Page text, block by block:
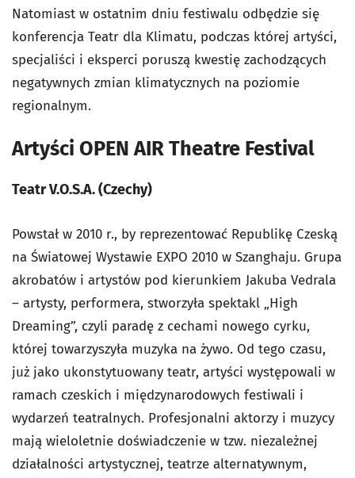
Natomiast w ostatnim dniu festiwalu odbędzie się
konferencja Teatr dla Klimatu, podczas której artyści,
specjaliści i eksperci poruszą kwestię zachodzących
negatywnych zmian klimatycznych na poziomie
regionalnym.
Artyści OPEN AIR Theatre Festival
Teatr V.O.S.A. (Czechy)
Powstał w 2010 r., by reprezentować Republikę Czeską
na Światowej Wystawie EXPO 2010 w Szanghaju. Grupa
akrobatów i artystów pod kierunkiem Jakuba Vedrala
– artysty, performera, stworzyła spektakl „High
Dreaming”, czyli paradę z cechami nowego cyrku,
której towarzyszyła muzyka na żywo. Od tego czasu,
już jako ukonstytuowany teatr, artyści występowali w
ramach czeskich i międzynarodowych festiwali i
wydarzeń teatralnych. Profesjonalni aktorzy i muzycy
mają wieloletnie doświadczenie w tzw. niezależnej
działalności artystycznej, teatrze alternatywnym,